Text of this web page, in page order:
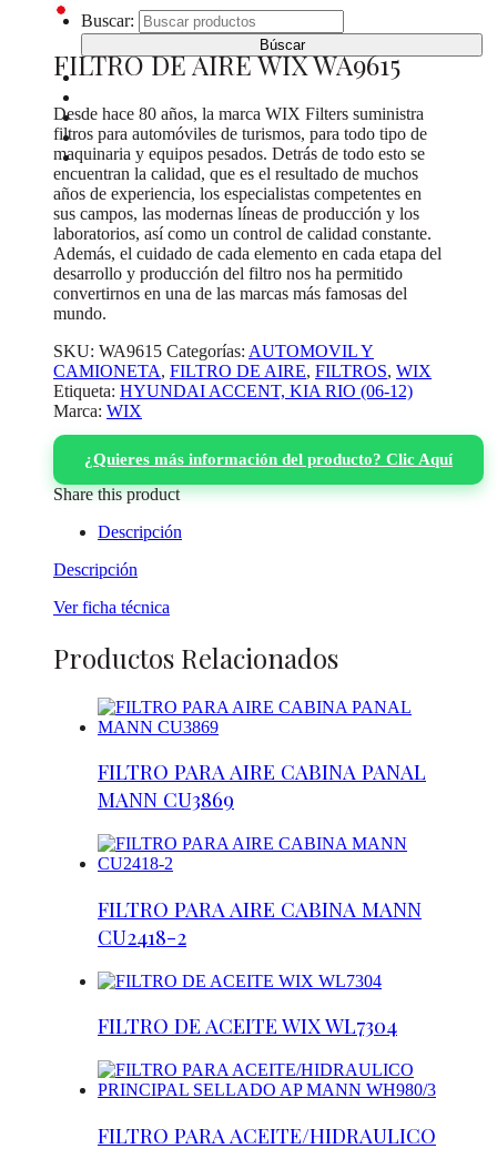
Buscar:
INICIO
¿DONDE COMPRAR?
SOBRE NOSOTROS
CONTACTO
FILTRO DE AIRE WIX WA9615
Desde hace 80 años, la marca WIX Filters suministra
filtros para automóviles de turismos, para todo tipo de
maquinaria y equipos pesados. Detrás de todo esto se
encuentran la calidad, que es el resultado de muchos
años de experiencia, los especialistas competentes en
sus campos, las modernas líneas de producción y los
laboratorios, así como un control de calidad constante.
Además, el cuidado de cada elemento en cada etapa del
desarrollo y producción del filtro nos ha permitido
convertirnos en una de las marcas más famosas del
mundo.
SKU: WA9615 Categorías: AUTOMOVIL Y
CAMIONETA, FILTRO DE AIRE, FILTROS, WIX
Etiqueta: HYUNDAI ACCENT, KIA RIO (06-12)
Marca: WIX
¿Quieres más información del producto? Clic Aquí
Share this product
Descripción
Descripción
Ver ficha técnica
Productos Relacionados
FILTRO PARA AIRE CABINA PANAL
MANN CU3869
FILTRO PARA AIRE CABINA MANN
CU2418-2
FILTRO DE ACEITE WIX WL7304
FILTRO PARA ACEITE/HIDRAULICO